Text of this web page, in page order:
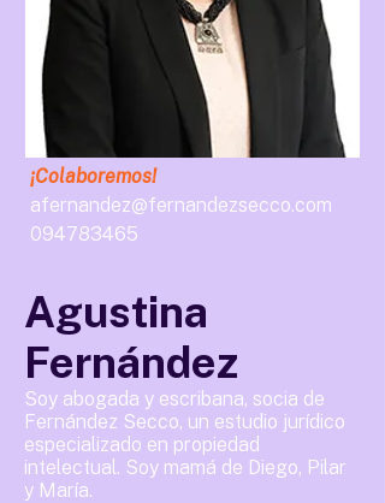
¡Colaboremos!
afernandez@fernandezsecco.com
094783465
Agustina
Fernández
Soy abogada y escribana, socia de
Fernández Secco, un estudio jurídico
especializado en propiedad
intelectual. Soy mamá de Diego, Pilar
y María.